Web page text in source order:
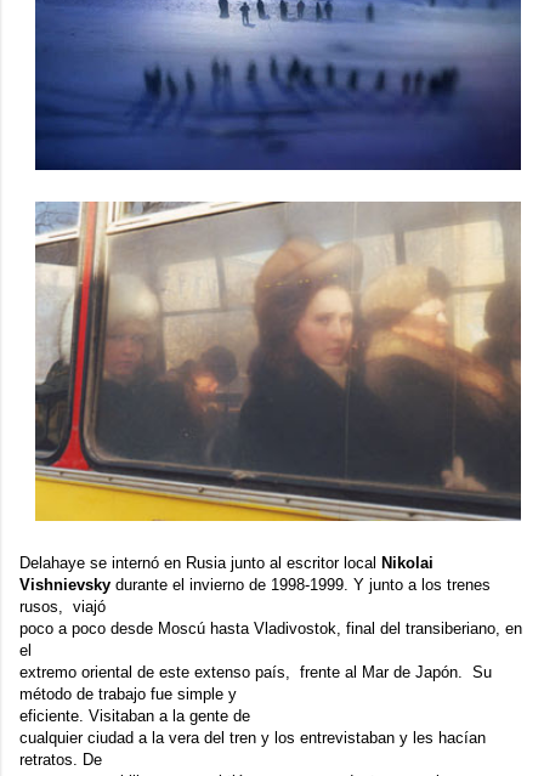
Delahaye se internó en Rusia junto al escritor local Nikolai
Vishnievsky durante el invierno de 1998-1999. Y junto a los trenes
rusos, viajó
poco a poco desde Moscú hasta Vladivostok, final del transiberiano, en
el
extremo oriental de este extenso país, frente al Mar de Japón. Su
método de trabajo fue simple y
eficiente. Visitaban a la gente de
cualquier ciudad a la vera del tren y los entrevistaban y les hacían
retratos. De